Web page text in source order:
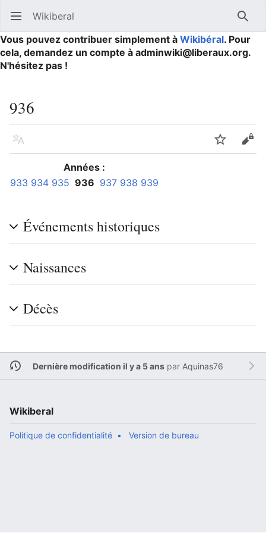
Ouvrir le menu principal Wikiberal
Vous pouvez contribuer simplement à Wikibéral. Pour
cela, demandez un compte à adminwiki@liberaux.org.
N'hésitez pas !
936
Langue Suivre
Années :
933 934 935 936 937 938 939
Événements historiques
Naissances
Décès
Dernière modification il y a 5 anspar Aquinas76
Wikiberal
Politique de confidentialité Version de bureau